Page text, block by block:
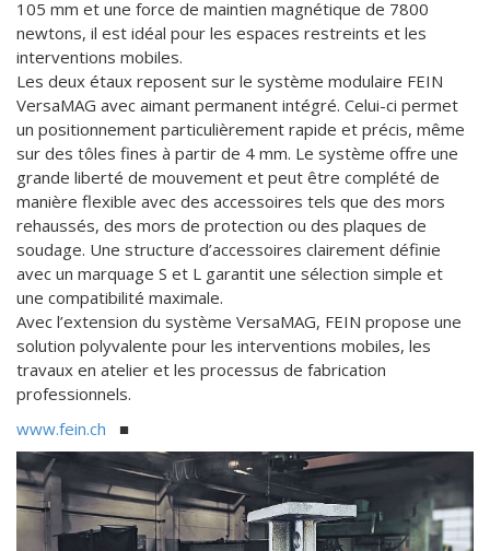
105 mm et une force de maintien magnétique de 7800
newtons, il est idéal pour les espaces restreints et les
interventions mobiles.
Les deux étaux reposent sur le système modulaire FEIN
VersaMAG avec aimant permanent intégré. Celui-ci permet
un positionnement particulièrement rapide et précis, même
sur des tôles fines à partir de 4 mm. Le système offre une
grande liberté de mouvement et peut être complété de
manière flexible avec des accessoires tels que des mors
rehaussés, des mors de protection ou des plaques de
soudage. Une structure d’accessoires clairement définie
avec un marquage S et L garantit une sélection simple et
une compatibilité maximale.
Avec l’extension du système VersaMAG, FEIN propose une
solution polyvalente pour les interventions mobiles, les
travaux en atelier et les processus de fabrication
professionnels.
www.fein.ch ■